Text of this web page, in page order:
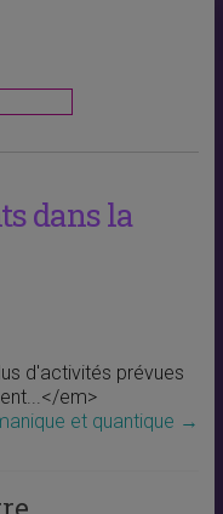
dans la
d'activités prévues
em>
et quantique →